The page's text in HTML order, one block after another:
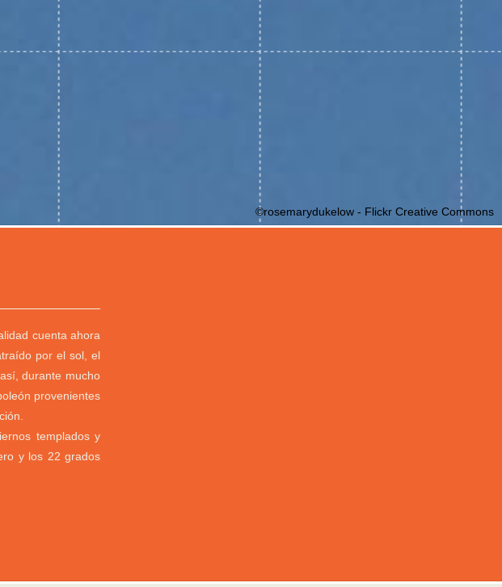
cuenta ahora
por el sol, el
durante mucho
provenientes
templados y
y los 22 grados
©rosemarydukelow - Flickr Creative Commons